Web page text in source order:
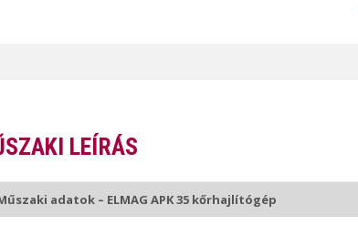
LEÍRÁS
adatok – ELMAG APK 35 kőrhajlítógép